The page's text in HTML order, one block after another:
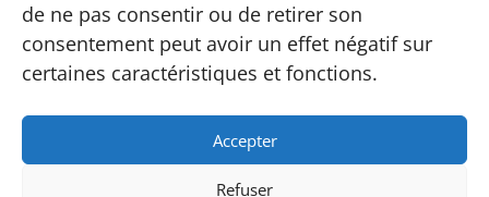
de ne pas consentir ou de retirer son
consentement peut avoir un effet négatif sur
certaines caractéristiques et fonctions.
Accepter
Refuser
Pour les contacter, vous pouvez visiter
leursite Web.
Conditions générales de vente